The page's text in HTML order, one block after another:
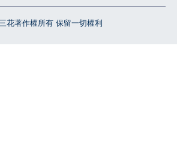
花著作權所有 保留一切權利